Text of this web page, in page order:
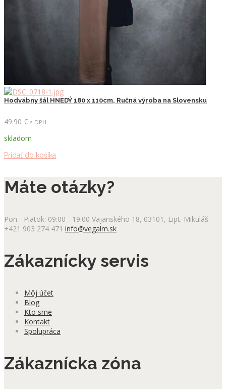
Hodvábny šál HNEDÝ 180 x 110cm, Ručná výroba na Slovensku
49.90 € s DPH
skladom
Pridať do košíka
Máte otázky?
Pon - Piatok: 09:00 - 19:00 Vajanského 18, 03101, Lipt. Mikuláš
+421 903 274 471 info@vegalm.sk
Zákaznícky servis
Môj účet
Blog
Kto sme
Kontakt
Spolupráca
Zákaznícka zóna